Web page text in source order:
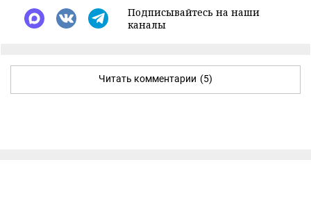
Подписывайтесь на наши
каналы
Читать комментарии (5)